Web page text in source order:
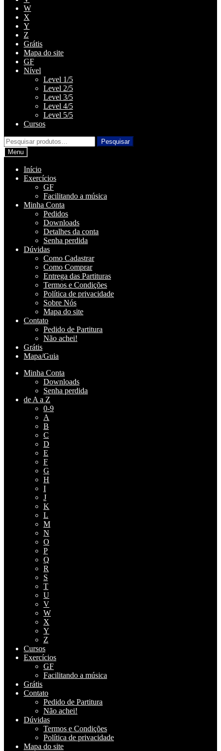
W
X
Y
Z
Grátis
Mapa do site
GF
Nível
Level 1/5
Level 2/5
Level 3/5
Level 4/5
Level 5/5
Cursos
Pesquisar
por:
Pesquisar
Menu
Início
Exercícios
GF
Facilitando a música
Minha Conta
Pedidos
Downloads
Detalhes da conta
Senha perdida
Dúvidas
Como Cadastrar
Como Comprar
Entrega das Partituras
Termos e Condições
Política de privacidade
Sobre Nós
Mapa do site
Contato
Pedido de Partitura
Não achei!
Grátis
Mapa/Guia
Minha Conta
Downloads
Senha perdida
de A a Z
0-9
A
B
C
D
E
F
G
H
I
J
K
L
M
N
O
P
Q
R
S
T
U
V
W
X
Y
Z
Cursos
Exercícios
GF
Facilitando a música
Grátis
Contato
Pedido de Partitura
Não achei!
Dúvidas
Termos e Condições
Política de privacidade
Mapa do site